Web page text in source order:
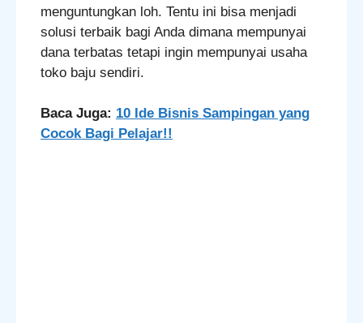
menguntungkan loh. Tentu ini bisa menjadi
solusi terbaik bagi Anda dimana mempunyai
dana terbatas tetapi ingin mempunyai usaha
toko baju sendiri.
Baca Juga: 10 Ide Bisnis Sampingan yang
Cocok Bagi Pelajar!!